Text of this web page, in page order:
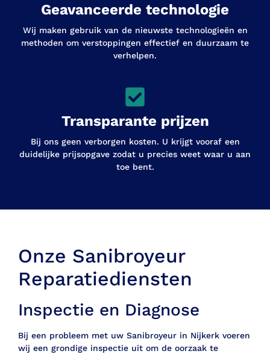
Geavanceerde technologie
Wij maken gebruik van de nieuwste technologieën en
methoden om verstoppingen effectief en duurzaam te
verhelpen.
Transparante prijzen
Bij ons geen verborgen kosten. U krijgt vooraf een
duidelijke prijsopgave zodat u precies weet waar u aan
toe bent.
Onze Sanibroyeur
Reparatiediensten
Inspectie en Diagnose
Bij een probleem met uw Sanibroyeur in Nijkerk voeren
wij een grondige inspectie uit om de oorzaak te